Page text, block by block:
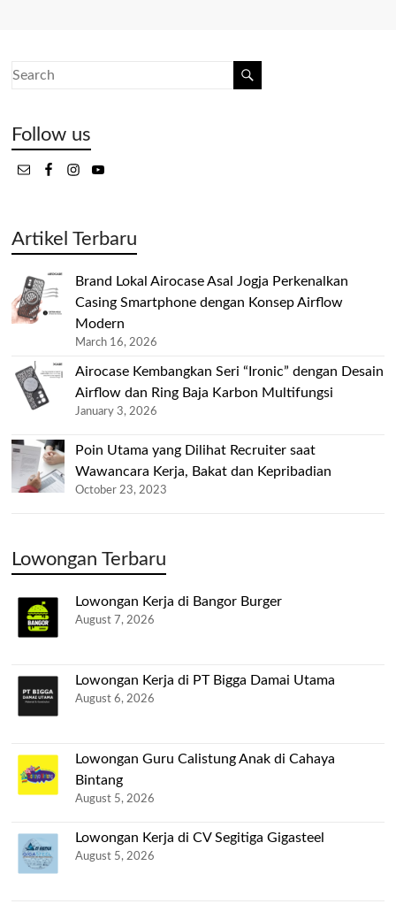
Follow us
Artikel Terbaru
Brand Lokal Airocase Asal Jogja Perkenalkan
Casing Smartphone dengan Konsep Airflow
Modern
March 16, 2026
Airocase Kembangkan Seri “Ironic” dengan Desain
Airflow dan Ring Baja Karbon Multifungsi
January 3, 2026
Poin Utama yang Dilihat Recruiter saat
Wawancara Kerja, Bakat dan Kepribadian
October 23, 2023
Lowongan Terbaru
Lowongan Kerja di Bangor Burger
August 7, 2026
Lowongan Kerja di PT Bigga Damai Utama
August 6, 2026
Lowongan Guru Calistung Anak di Cahaya
Bintang
August 5, 2026
Lowongan Kerja di CV Segitiga Gigasteel
August 5, 2026